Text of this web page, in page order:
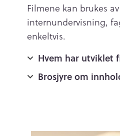
Filmene kan brukes
internundervisning,
enkeltvis.
Hvem har utviklet
Brosjyre om